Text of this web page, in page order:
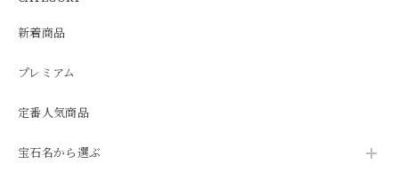
新着商品
プレミアム
定番人気商品
宝石名から選ぶ